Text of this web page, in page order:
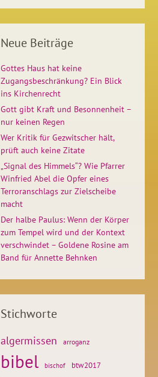
Neue Beiträge
Gottes Haus hat keine
Zugangsbeschränkung? Ein Blick
ins Kirchenrecht
Gott gibt Kraft und Besonnenheit –
nur keinen Regen
Wer Kritik für Gezwitscher hält,
prüft auch keine Zitate
„Signal des Himmels“? Wie Pfarrer
Winfried Abel die Opfer eines
Terroranschlags zur Zielscheibe
macht
Der halbe Paulus: Wenn der Körper
zum Tempel wird und der Kontext
verschwindet – Goldene Rosine am
Band für Annette Behnken
Stichworte
algermissen arroganz
bibel bischof btw2017